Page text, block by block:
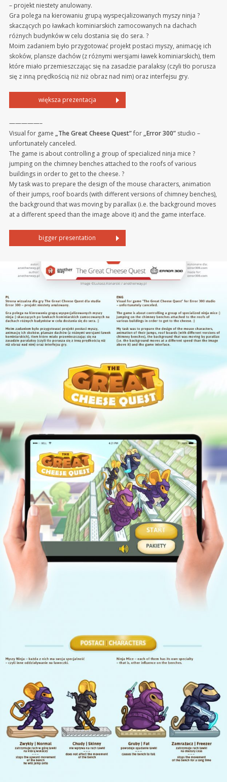
– projekt niestety anulowany.
Gra polega na kierowaniu grupą wyspecjalizowanych myszy ninja ?
skaczących po ławkach kominiarskich zamocowanych na dachach
różnych budynków w celu dostania się do sera. ?
Moim zadaniem było przygotować projekt postaci myszy, animację ich
skoków, plansze dachów (z różnymi wersjami ławek kominiarskich), tłem
które miało przemieszczając się na zasadzie paralaksy (czyli tło porusza
się z inną prędkością niż niż obraz nad nim) oraz interfejsu gry.
większa prezentacja
—————–
Visual for game „The Great Cheese Quest”for „Error 300”studio –
unfortunately canceled.
The game is about controlling a group of specialized ninja mice ?
jumping on the chimney benches attached to the roofs of various
buildings in order to get to the cheese. ?
My task was to prepare the design of the mouse characters, animation
of their jumps, roof boards (with different versions of chimney benches),
the background that was moving by parallax (i.e. the background moves
at a different speed than the image above it) and the game interface.
bigger presentation